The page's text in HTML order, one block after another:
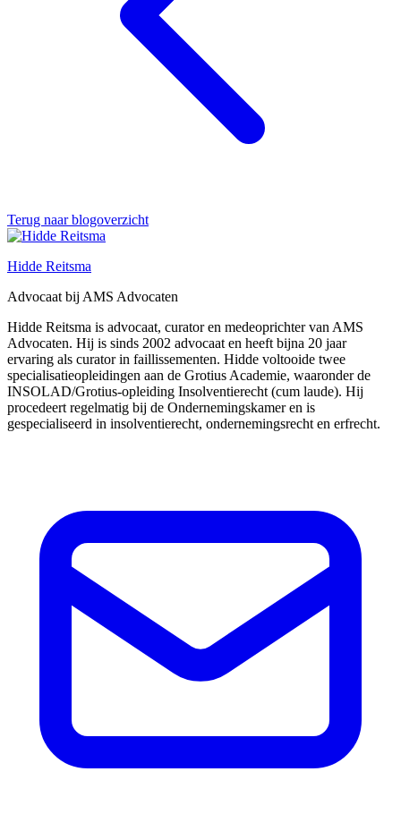
Terug naar blogoverzicht
Hidde Reitsma
Advocaat bij AMS Advocaten
Hidde Reitsma is advocaat, curator en medeoprichter van AMS
Advocaten. Hij is sinds 2002 advocaat en heeft bijna 20 jaar
ervaring als curator in faillissementen. Hidde voltooide twee
specialisatieopleidingen aan de Grotius Academie, waaronder de
INSOLAD/Grotius-opleiding Insolventierecht (cum laude). Hij
procedeert regelmatig bij de Ondernemingskamer en is
gespecialiseerd in insolventierecht, ondernemingsrecht en erfrecht.